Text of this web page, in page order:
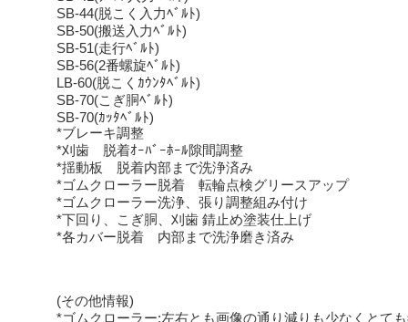
SB-44(脱こく入力ﾍﾞﾙﾄ)
SB-50(搬送入力ﾍﾞﾙﾄ)
SB-51(走行ﾍﾞﾙﾄ)
SB-56(2番螺旋ﾍﾞﾙﾄ)
LB-60(脱こくｶｳﾝﾀﾍﾞﾙﾄ)
SB-70(こぎ胴ﾍﾞﾙﾄ)
SB-70(ｶｯﾀﾍﾞﾙﾄ)
*ブレーキ調整
*刈歯 脱着ｵｰﾊﾞｰﾎｰﾙ隙間調整
*揺動板 脱着内部まで洗浄済み
*ゴムクローラー脱着 転輪点検グリースアップ
*ゴムクローラー洗浄、張り調整組み付け
*下回り、こぎ胴、刈歯 錆止め塗装仕上げ
*各カバー脱着 内部まで洗浄磨き済み
(その他情報)
*ゴムクローラー:左右とも画像の通り減りも少なくとて